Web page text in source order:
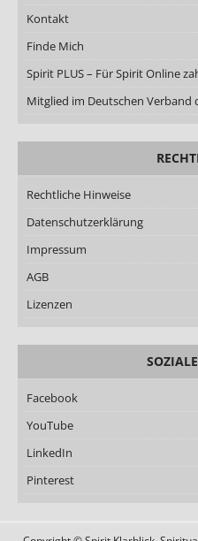
Kontakt
Finde Mich
Spirit PLUS – Für Spirit Online
Mitglied im Deutschen Verband
Rechtliche Hinweise
Datenschutzerklärung
Impressum
AGB
Lizenzen
Facebook
YouTube
LinkedIn
Pinterest